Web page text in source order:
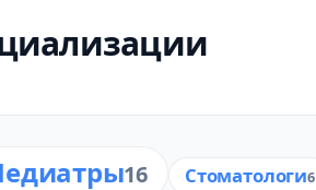
16 Стоматологи6